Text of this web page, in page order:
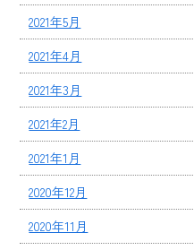
2021年5月
2021年4月
2021年3月
2021年2月
2021年1月
2020年12月
2020年11月